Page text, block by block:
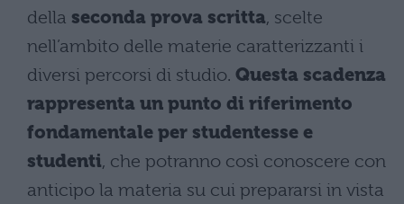
della seconda prova scritta, scelte
nell’ambito delle materie caratterizzanti i
diversi percorsi di studio. Questa scadenza
rappresenta un punto di riferimento
fondamentale per studentesse e
studenti, che potranno così conoscere con
anticipo la materia su cui prepararsi in vista